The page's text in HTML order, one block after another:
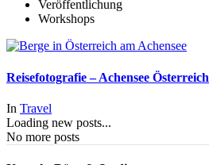
Veröffentlichung
Workshops
Reisefotografie – Achensee Österreich
In Travel
Loading new posts...
No more posts